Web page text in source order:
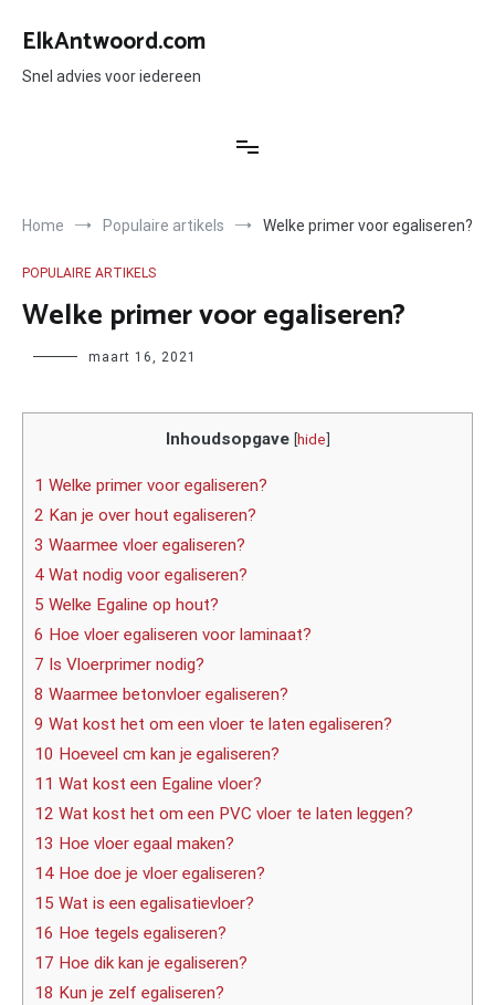
naar
inhoud
ElkAntwoord.com
Snel advies voor iedereen
Home Populaire artikels Welke primer voor egaliseren?
POPULAIRE ARTIKELS
Welke primer voor egaliseren?
Author maart 16, 2021
Inhoudsopgave [hide]
1 Welke primer voor egaliseren?
2 Kan je over hout egaliseren?
3 Waarmee vloer egaliseren?
4 Wat nodig voor egaliseren?
5 Welke Egaline op hout?
6 Hoe vloer egaliseren voor laminaat?
7 Is Vloerprimer nodig?
8 Waarmee betonvloer egaliseren?
9 Wat kost het om een vloer te laten egaliseren?
10 Hoeveel cm kan je egaliseren?
11 Wat kost een Egaline vloer?
12 Wat kost het om een PVC vloer te laten leggen?
13 Hoe vloer egaal maken?
14 Hoe doe je vloer egaliseren?
15 Wat is een egalisatievloer?
16 Hoe tegels egaliseren?
17 Hoe dik kan je egaliseren?
18 Kun je zelf egaliseren?